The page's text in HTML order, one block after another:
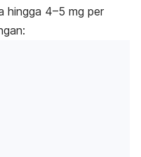
hingga 4–5 mg per